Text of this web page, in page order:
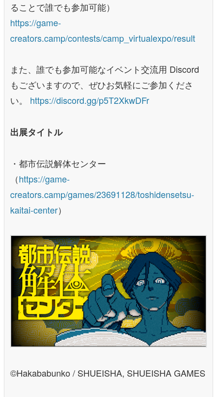
ることで誰でも参加可能）
https://game-
creators.camp/contests/camp_virtualexpo/result
また、誰でも参加可能なイベント交流用 Discord
もございますので、ぜひお気軽にご参加くださ
い。
https://discord.gg/p5T2XkwDFr
出展タイトル
・都市伝説解体センター
（https://game-
creators.camp/games/23691128/toshidensetsu-
kaitai-center）
©Hakababunko / SHUEISHA, SHUEISHA GAMES